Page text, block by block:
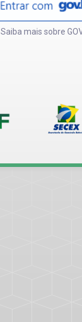
Saiba mais sobre